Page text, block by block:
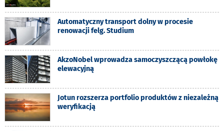
Automatyczny transport dolny w procesie
renowacji felg. Studium
AkzoNobel wprowadza samoczyszczącą powłokę
elewacyjną
Jotun rozszerza portfolio produktów z niezależną
weryfikacją